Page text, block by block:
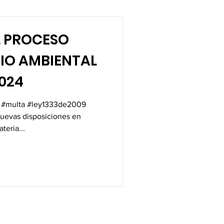
AMBIENTAL
#ley1333de2009
disposiciones en